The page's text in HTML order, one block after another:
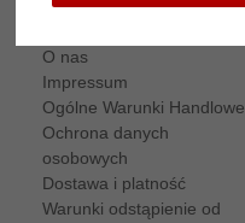
Informacje
O nas
Impressum
Ogólne Warunki Handlowe
Ochrona danych
osobowych
Dostawa i platność
Warunki odstąpienie od